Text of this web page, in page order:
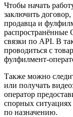
Чтобы начать
заключить
продавца и
распространённые
связки по API. В
проводиться с
фулфилмент-
Также можно
или получать
оператор
спорных ситуациях
по назначению.